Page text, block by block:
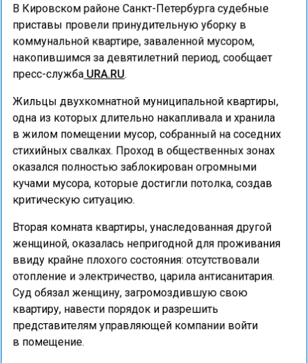
В Кировском районе Санкт-Петербурга судебные
приставы провели принудительную уборку в
коммунальной квартире, заваленной мусором,
накопившимся за девятилетний период, сообщает
пресс-службаURA.RU
Жильцы двухкомнатной муниципальной квартиры,
одна из которых длительно накапливала и хранила
в жилом помещении мусор, собранный на соседних
стихийных свалках. Проход в общественных зонах
оказался полностью заблокирован огромными
кучами мусора, которые достигли потолка, создав
критическую ситуацию.
Вторая комната квартиры, унаследованная другой
женщиной, оказалась непригодной для проживания
ввиду крайне плохого состояния: отсутствовали
отопление и электричество, царила антисанитария.
Суд обязал женщину, загромоздившую свою
квартиру, навести порядок и разрешить
представителям управляющей компании войти
в помещение.